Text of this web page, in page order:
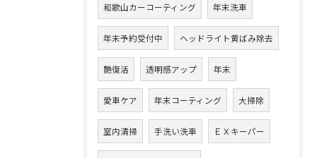
和歌山カーコーティング 年末洗車
年末予約受付中 ヘッドライト黄ばみ除去
艶復活 透明感アップ 年末
愛車ケア 年末コーティング 大掃除
室内清掃 手洗い洗車 ＥＸキーパー